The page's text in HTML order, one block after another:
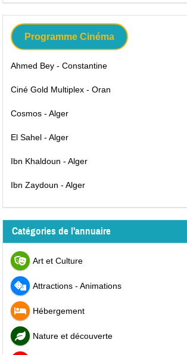
Programme Cinéma
Ahmed Bey - Constantine
Ciné Gold Multiplex - Oran
Cosmos - Alger
El Sahel - Alger
Ibn Khaldoun - Alger
Ibn Zaydoun - Alger
Catégories de l'annuaire
Art et Culture
Attractions - Animations
Hébergement
Nature et découverte